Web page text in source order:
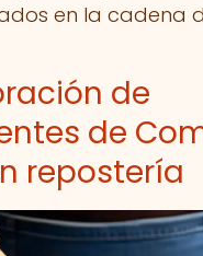
en la cadena
de
de
repostería